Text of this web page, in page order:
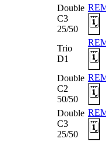
Double
C3
25/50
🗓️
Trio
D1
🗓️
Double
C2
50/50
🗓️
Double
C3
25/50
🗓️